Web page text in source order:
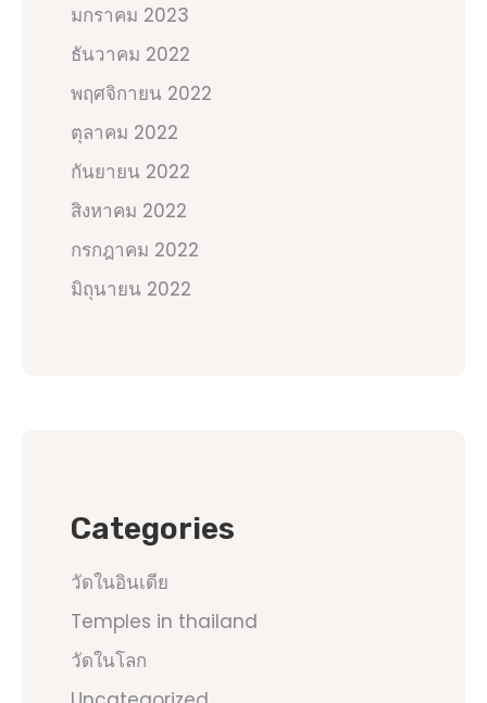
มกราคม 2023
ธันวาคม 2022
พฤศจิกายน 2022
ตุลาคม 2022
กันยายน 2022
สิงหาคม 2022
กรกฎาคม 2022
มิถุนายน 2022
Categories
วัดในอินเดีย
Temples in thailand
วัดในโลก